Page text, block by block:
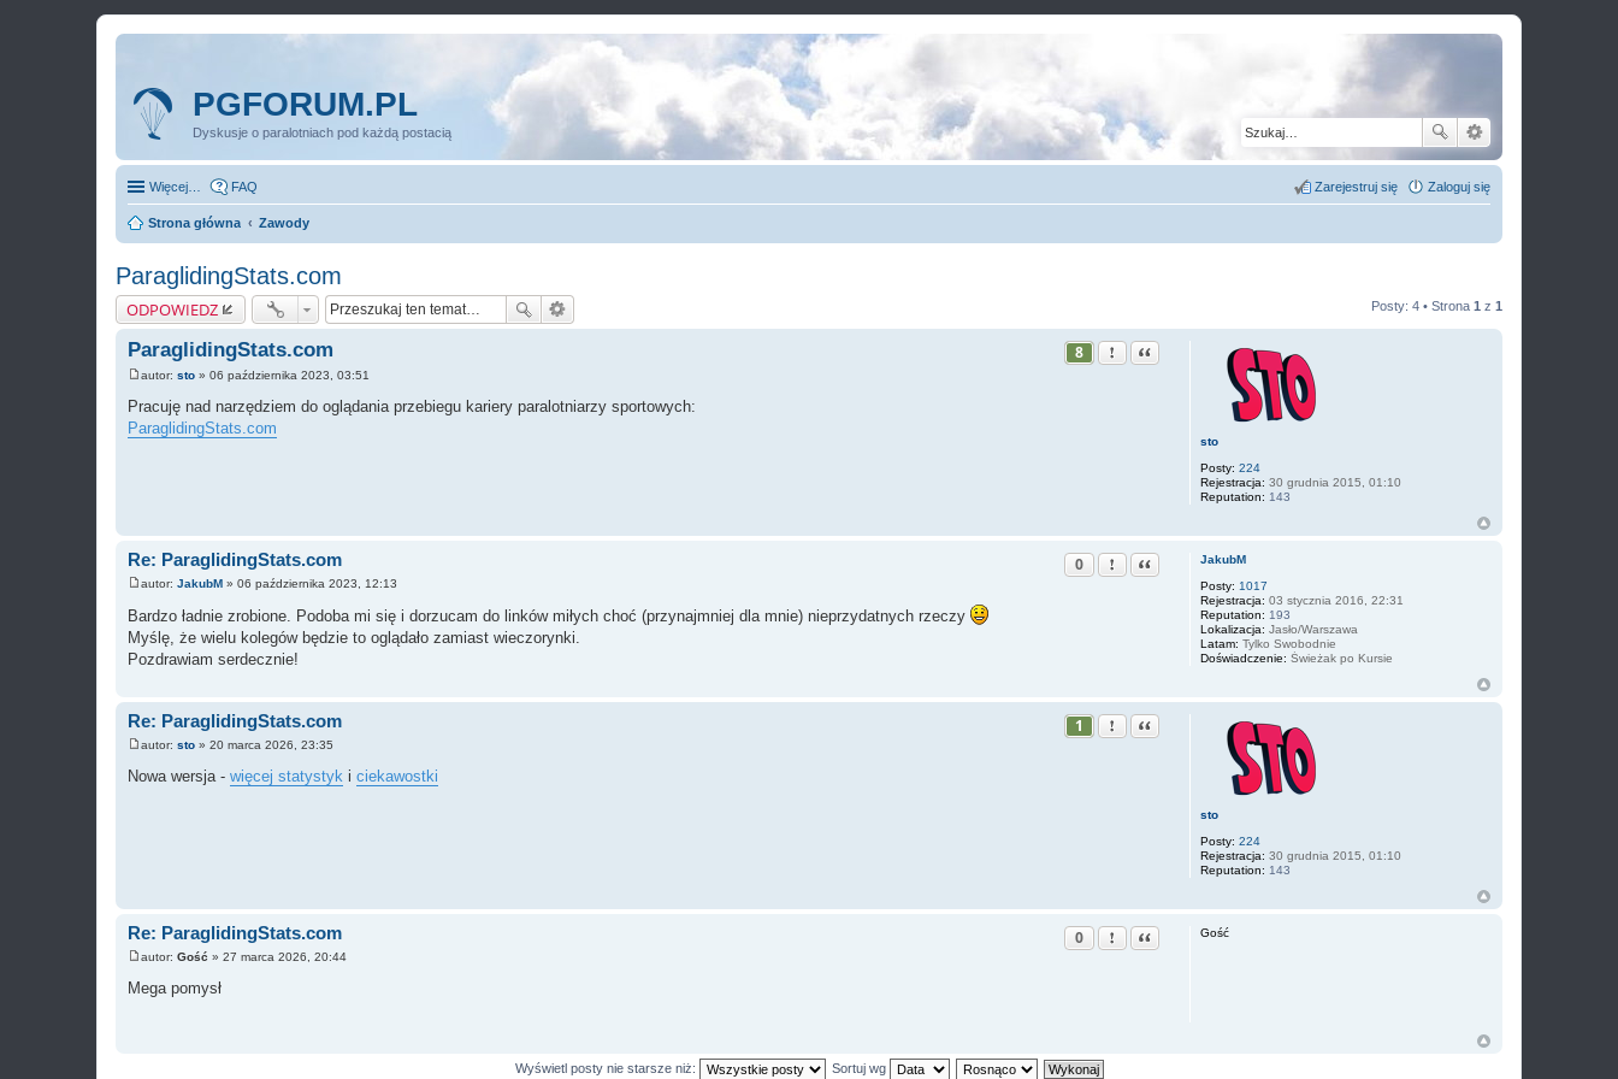
PGFORUM.PL
Dyskusje o paralotniach pod każdą postacią
Więcej… FAQ Zaloguj się
Zarejestruj się
Strona główna Zawody
ParaglidingStats.com
ODPOWIEDZ Posty: 4 • Strona 1 z 1
sto
Posty: 224
Rejestracja: 30 grudnia 2015, 01:10
Reputation: 143
ParaglidingStats.com 8 Zgłoś ten post
Cytuj
s
t
autor: sto » 06 października 2023, 03:51
Pracuję nad narzędziem do oglądania przebiegu kariery paralotniarzy sportowych:
ParaglidingStats.com
JakubM
Posty: 1017
Rejestracja: 03 stycznia 2016, 22:31
Reputation: 193
Lokalizacja: Jasło/Warszawa
Latam: Tylko Swobodnie
Doświadczenie: Świeżak po Kursie
Re: ParaglidingStats.com 0 Zgłoś ten post
Cytuj
s
t
autor: JakubM » 06 października 2023, 12:13
Bardzo ładnie zrobione. Podoba mi się i dorzucam do linków miłych choć (przynajmniej dla mnie) nieprzydatnych rzeczy
Myślę, że wielu kolegów będzie to oglądało zamiast wieczorynki.
Pozdrawiam serdecznie!
sto
Posty: 224
Rejestracja: 30 grudnia 2015, 01:10
Reputation: 143
Re: ParaglidingStats.com 1 Zgłoś ten post
Cytuj
s
autor: sto » 20 marca 2026, 23:35
Nowa wersja - więcej statystyk i ciekawostki
Gość
Re: ParaglidingStats.com 0 Zgłoś ten post
Cytuj
s
autor: Gość » 27 marca 2026, 20:44
Mega pomysł
Wyświetl posty nie starsze niż: Sortuj wg